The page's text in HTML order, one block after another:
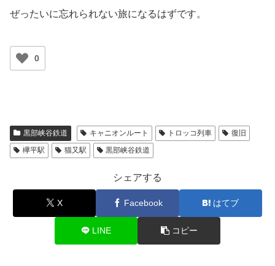
ぜったいに忘れられない旅になるはずです。
0
黒部峡谷鉄道 キャニオンルート トロッコ列車
復旧
欅平駅
猫又駅 黒部峡谷鉄道
シェアする
X Facebook はてブ
LINE コピー